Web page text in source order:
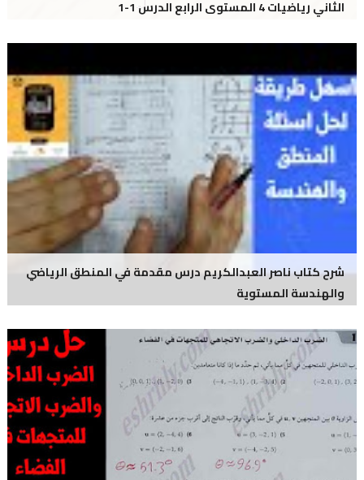
الثاني رياضيات 4 المستوى الرابع الدرس 1-1
شرح كتاب ناصر العبدالكريم درس مقدمة في المنطق الرياضي
والهندسة المستوية